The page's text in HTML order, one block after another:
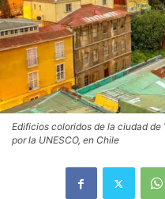
Edificios coloridos de la ciudad de
por la UNESCO, en Chile